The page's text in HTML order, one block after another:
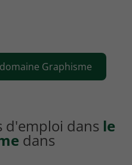
Graphisme
d'emploi dans le
dans